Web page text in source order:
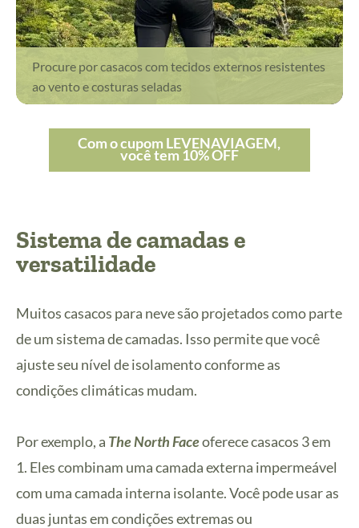
Procure por casacos com tecidos externos resistentes
ao vento e costuras seladas
Com o cupom LEVENAVIAGEM,
você tem 10% OFF
Sistema de camadas e
versatilidade
Muitos casacos para neve são projetados como parte
de um sistema de camadas. Isso permite que você
ajuste seu nível de isolamento conforme as
condições climáticas mudam.
Por exemplo, a The North Faceoferece casacos 3 em
1. Eles combinam uma camada externa impermeável
com uma camada interna isolante. Você pode usar as
duas juntas em condições extremas ou